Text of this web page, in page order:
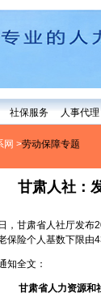
社保服务 人事代理
网 >劳动保障专题
甘肃人社：
甘肃省人社厅发布
保险个人基数下限由
知全文：
甘肃省人力资源和